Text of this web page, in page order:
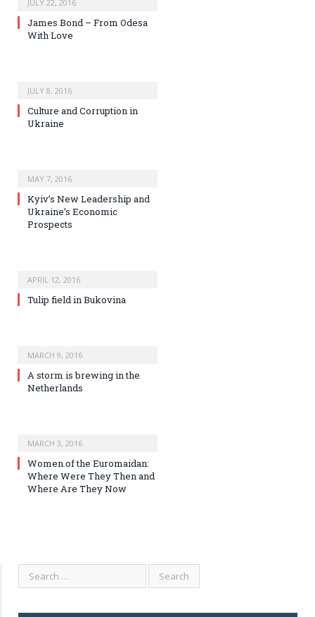
JULY 22, 2016
James Bond – From Odesa
With Love
JULY 8, 2016
Culture and Corruption in
Ukraine
MAY 7, 2016
Kyiv’s New Leadership and
Ukraine’s Economic
Prospects
APRIL 12, 2016
Tulip field in Bukovina
MARCH 9, 2016
A storm is brewing in the
Netherlands
MARCH 3, 2016
Women of the Euromaidan:
Where Were They Then and
Where Are They Now